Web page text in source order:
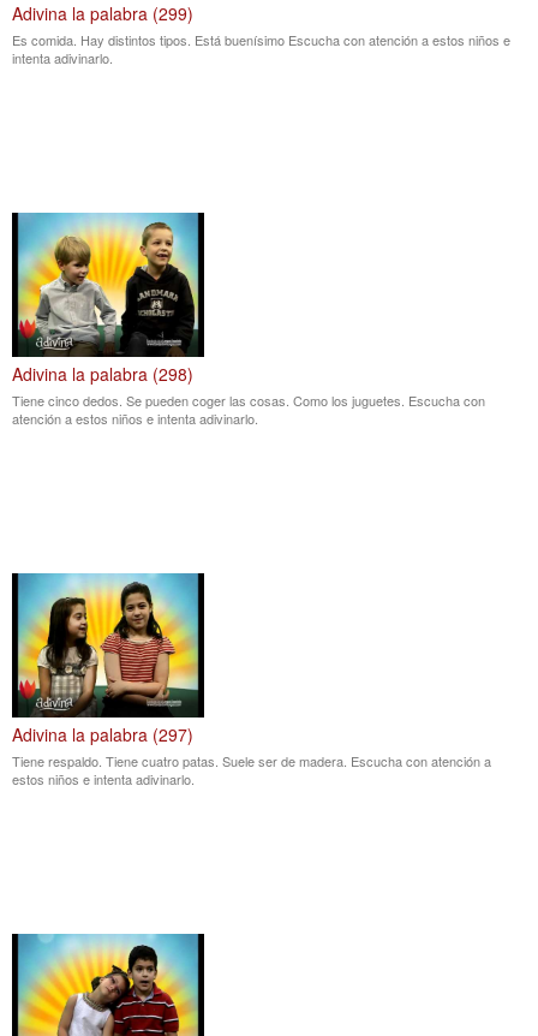
Adivina la palabra (299)
Es comida. Hay distintos tipos. Está buenísimo Escucha con atención a estos niños e
intenta adivinarlo.
Adivina la palabra (298)
Tiene cinco dedos. Se pueden coger las cosas. Como los juguetes. Escucha con
atención a estos niños e intenta adivinarlo.
Adivina la palabra (297)
Tiene respaldo. Tiene cuatro patas. Suele ser de madera. Escucha con atención a
estos niños e intenta adivinarlo.